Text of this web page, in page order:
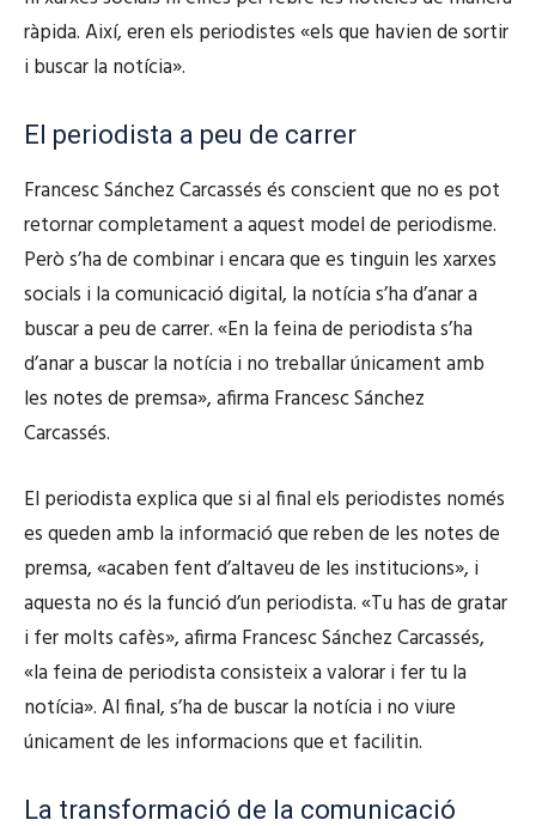
ràpida. Així, eren els periodistes «els que havien de sortir
i buscar la notícia».
El periodista a peu de carrer
Francesc Sánchez Carcassés és conscient que no es pot
retornar completament a aquest model de periodisme.
Però s’ha de combinar i encara que es tinguin les xarxes
socials i la comunicació digital, la notícia s’ha d’anar a
buscar a peu de carrer. «En la feina de periodista s’ha
d’anar a buscar la notícia i no treballar únicament amb
les notes de premsa», afirma Francesc Sánchez
Carcassés.
El periodista explica que si al final els periodistes només
es queden amb la informació que reben de les notes de
premsa, «acaben fent d’altaveu de les institucions», i
aquesta no és la funció d’un periodista. «Tu has de gratar
i fer molts cafès», afirma Francesc Sánchez Carcassés,
«la feina de periodista consisteix a valorar i fer tu la
notícia». Al final, s’ha de buscar la notícia i no viure
únicament de les informacions que et facilitin.
La transformació de la comunicació